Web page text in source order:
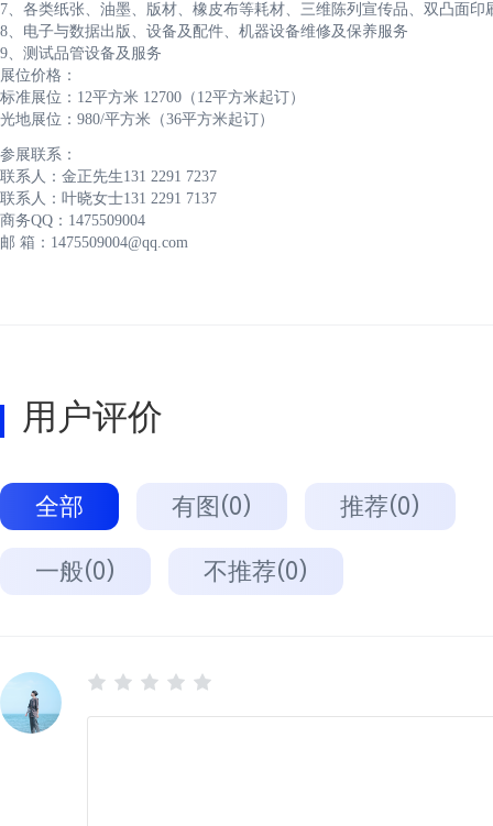
7、各类纸张、油墨、版材、橡皮布等耗材、三维陈列宣传品、双凸面印
8、电子与数据出版、设备及配件、机器设备维修及保养服务
9、测试品管设备及服务
展位价格：
标准展位：12平方米 12700（12平方米起订）
光地展位：980/平方米（36平方米起订）
参展联系：
联系人：金正先生131 2291 7237
联系人：叶晓女士131 2291 7137
商务QQ：1475509004
邮 箱：1475509004@qq.com
用户评价
全部 有图(0) 推荐(0)
一般(0) 不推荐(0)